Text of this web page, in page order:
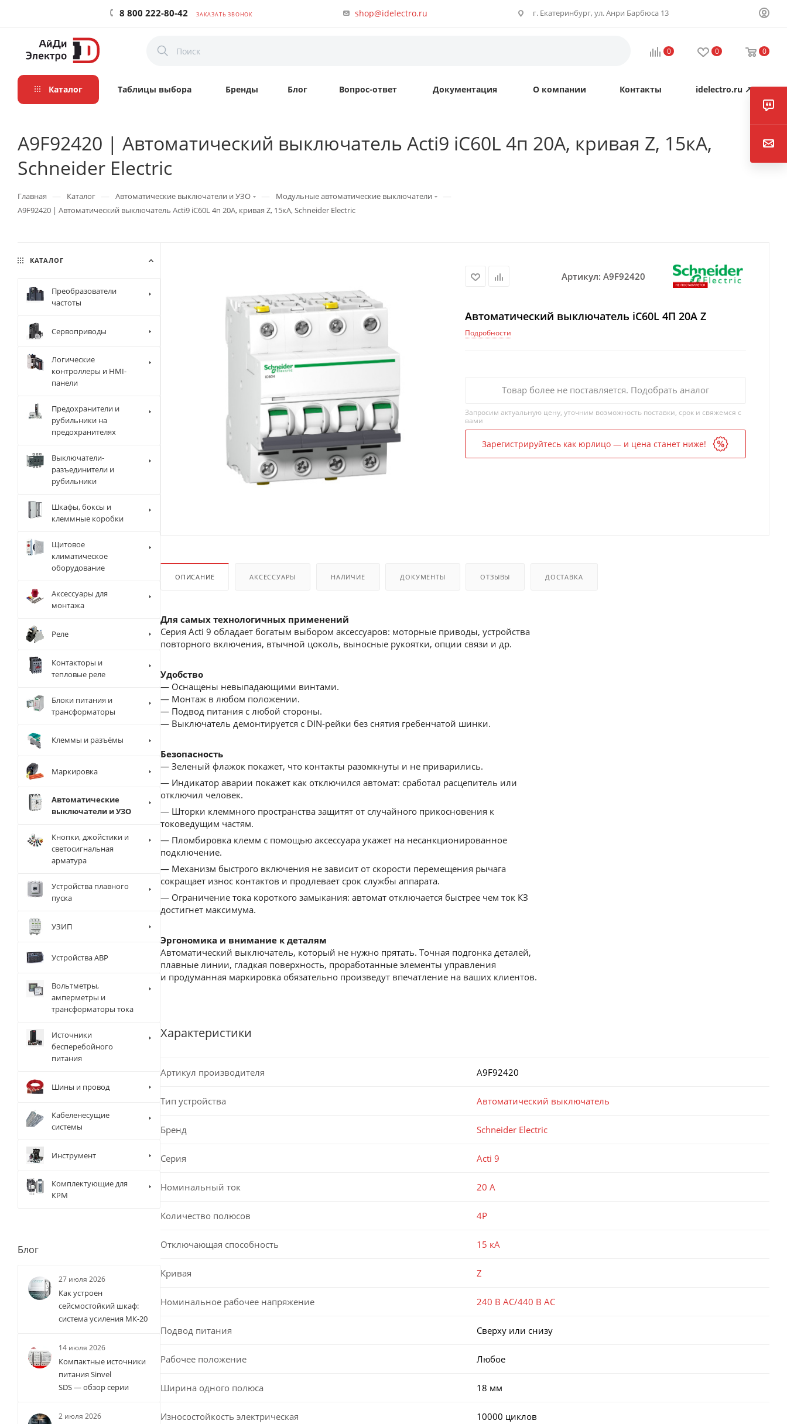
8 800 222-80-42 ЗАКАЗАТЬ ЗВОНОК shop@idelectro.ru г. Екатеринбург, ул. Анри Барбюса 13
0 0 0
Каталог Таблицы выбора Бренды Блог Вопрос-ответ Документация О компании Контакты idelectro.ru ↗
A9F92420 | Автоматический выключатель Acti9 iC60L 4п 20А, кривая Z, 15кА,
Schneider Electric
Главная — Каталог — Автоматические выключатели и УЗО — Модульные автоматические выключатели —
A9F92420 | Автоматический выключатель Acti9 iC60L 4п 20А, кривая Z, 15кА, Schneider Electric
Артикул: A9F92420
Автоматический выключатель iC60L 4П 20A Z
Подробности
Товар более не поставляется. Подобрать аналог
Запросим актуальную цену, уточним возможность поставки, срок и свяжемся с
вами
Зарегистрируйтесь как юрлицо — и цена станет ниже!
ОПИСАНИЕ АКСЕССУАРЫ НАЛИЧИЕ ДОКУМЕНТЫ ОТЗЫВЫ ДОСТАВКА
Для самых технологичных применений
Серия Acti 9 обладает богатым выбором аксессуаров: моторные приводы, устройства
повторного включения, втычной цоколь, выносные рукоятки, опции связи и др.
Удобство
— Оснащены невыпадающими винтами.
— Монтаж в любом положении.
— Подвод питания с любой стороны.
— Выключатель демонтируется с DIN-рейки без снятия гребенчатой шинки.
Безопасность
— Зеленый флажок покажет, что контакты разомкнуты и не приварились.
— Индикатор аварии покажет как отключился автомат: сработал расцепитель или
отключил человек.
— Шторки клеммного пространства защитят от cлучайного прикосновения к
токоведущим частям.
— Пломбировка клемм с помощью аксессуара укажет на несанкционированное
подключение.
— Механизм быстрого включения не зависит от скорости перемещения рычага
сокращает износ контактов и продлевает срок службы аппарата.
— Ограничение тока короткого замыкания: автомат отключается быстрее чем ток КЗ
достигнет максимума.
Эргономика и внимание к деталям
Автоматический выключатель, который не нужно прятать. Точная подгонка деталей,
плавные линии, гладкая поверхность, проработанные элементы управления
и продуманная маркировка обязательно произведут впечатление на ваших клиентов.
Характеристики
Артикул производителя A9F92420
Тип устройства Автоматический выключатель
Бренд Schneider Electric
Серия Acti 9
Номинальный ток 20 А
Количество полюсов 4P
Отключающая способность 15 кА
Кривая Z
Номинальное рабочее напряжение 240 В AC/440 В AC
Подвод питания Сверху или снизу
Рабочее положение Любое
Ширина одного полюса 18 мм
Износостойкость электрическая 10000 циклов
КАТАЛОГ
Преобразователи
частоты
Сервоприводы
Логические
контроллеры и HMI-
панели
Предохранители и
рубильники на
предохранителях
Выключатели-
разъединители и
рубильники
Шкафы, боксы и
клеммные коробки
Щитовое
климатическое
оборудование
Аксессуары для
монтажа
Реле
Контакторы и
тепловые реле
Блоки питания и
трансформаторы
Клеммы и разъёмы
Маркировка
Автоматические
выключатели и УЗО
Кнопки, джойстики и
светосигнальная
арматура
Устройства плавного
пуска
УЗИП
Устройства АВР
Вольтметры,
амперметры и
трансформаторы тока
Источники
бесперебойного
питания
Шины и провод
Кабеленесущие
системы
Инструмент
Комплектующие для
КРМ
Блог
27 июля 2026
Как устроен
сейсмостойкий шкаф:
система усиления МК-20
14 июля 2026
Компактные источники
питания Sinvel
SDS — обзор серии
2 июля 2026